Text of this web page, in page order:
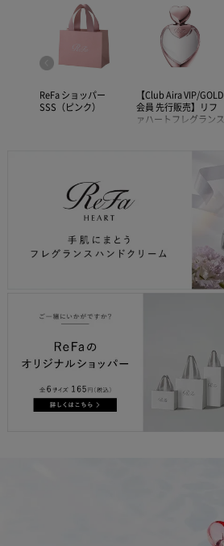
ReFa ショッパー
SSS（ピンク）
【Club Aira VIP/GOLD
会員 先行販売】リフ
ァハートフレグランス